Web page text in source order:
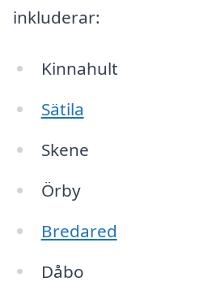
inkluderar:
Kinnahult
Sätila
Skene
Örby
Bredared
Dåbo